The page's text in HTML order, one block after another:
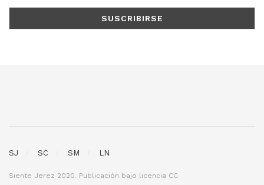
SJ SC SM LN
Siente Jerez 2020. Publicación bajo licencia CC